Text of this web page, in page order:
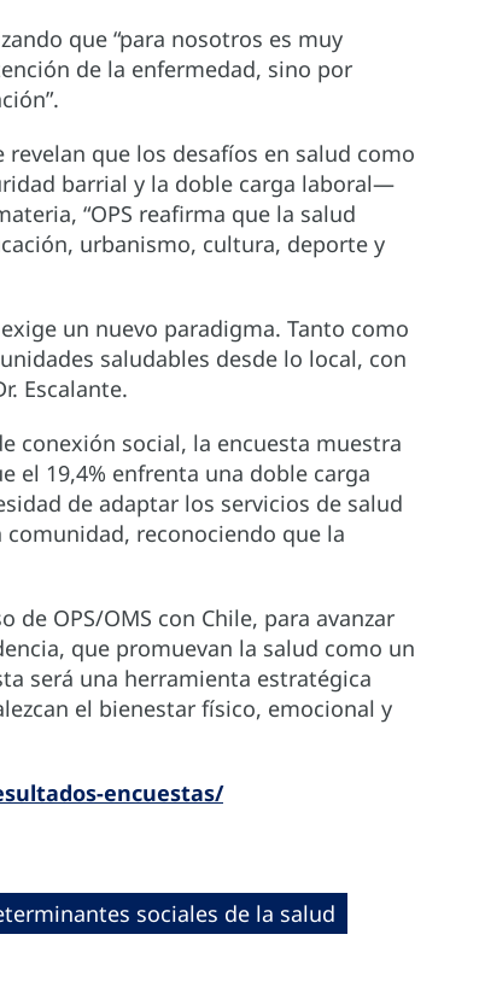
que “para nosotros es muy
de la enfermedad, sino por
que los desafíos en salud como
barrial y la doble carga laboral—
“OPS reafirma que la salud
urbanismo, cultura, deporte y
un nuevo paradigma. Tanto como
saludables desde lo local, con
Escalante.
conexión social, la encuesta muestra
el 19,4% enfrenta una doble carga
de adaptar los servicios de salud
reconociendo que la
de OPS/OMS con Chile, para avanzar
que promuevan la salud como un
será una herramienta estratégica
el bienestar físico, emocional y
encuestas/
sociales de la salud